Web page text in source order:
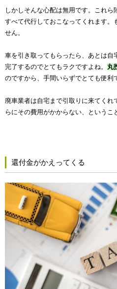
しかしそんな心配は無用です。これ
すべて代行しておこなってくれます。
せん。
車を引き取ってもらったら、あとは自
完了するのでとてもラクですよね。 丸
のですから、手間いらずでとても便利
廃車業者は自宅まで引取りに来てくれ
らにその費用がかからない、というこ
還付金がかえってくる